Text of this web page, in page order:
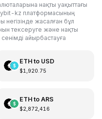
нақты уақыттағы
kz платформасының
негізінде жасалған бұл
тексеруге және нақты
айырбастауға
ETHto USD
$1,920.75
ETHto ARS
$2,872,416